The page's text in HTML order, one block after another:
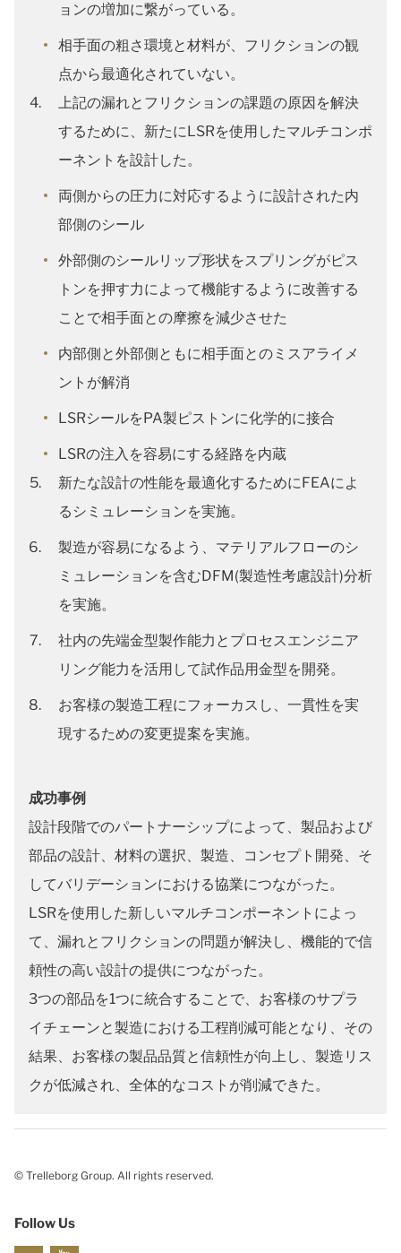
ョンの増加に繋がっている。
相手面の粗さ環境と材料が、フリクションの観
点から最適化されていない。
上記の漏れとフリクションの課題の原因を解決
するために、新たにLSRを使用したマルチコンポ
ーネントを設計した。
両側からの圧力に対応するように設計された内
部側のシール
外部側のシールリップ形状をスプリングがピス
トンを押す力によって機能するように改善する
ことで相手面との摩擦を減少させた
内部側と外部側ともに相手面とのミスアライメ
ントが解消
LSRシールをPA製ピストンに化学的に接合
LSRの注入を容易にする経路を内蔵
新たな設計の性能を最適化するためにFEAによ
るシミュレーションを実施。
製造が容易になるよう、マテリアルフローのシ
ミュレーションを含むDFM(製造性考慮設計)分析
を実施。
社内の先端金型製作能力とプロセスエンジニア
リング能力を活用して試作品用金型を開発。
お客様の製造工程にフォーカスし、一貫性を実
現するための変更提案を実施。
成功事例
設計段階でのパートナーシップによって、製品および
部品の設計、材料の選択、製造、コンセプト開発、そ
してバリデーションにおける協業につながった。
LSRを使用した新しいマルチコンポーネントによっ
て、漏れとフリクションの問題が解決し、機能的で信
頼性の高い設計の提供につながった。
3つの部品を1つに統合することで、お客様のサプラ
イチェーンと製造における工程削減可能となり、その
結果、お客様の製品品質と信頼性が向上し、製造リス
クが低減され、全体的なコストが削減できた。
© Trelleborg Group. All rights reserved.
Follow Us